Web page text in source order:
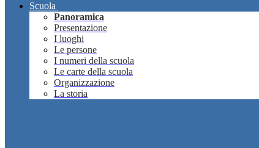
Scuola
Panoramica
Presentazione
I luoghi
Le persone
I numeri della scuola
Le carte della scuola
Organizzazione
La storia